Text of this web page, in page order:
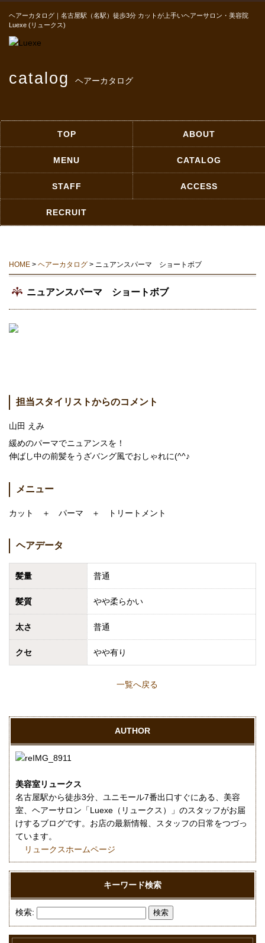
ヘアーカタログ｜名古屋駅（名駅）徒歩3分 カットが上手いヘアーサロン・美容院
Luexe (リュークス)
catalog ヘアーカタログ
TOP ABOUT
MENU CATALOG
STAFF ACCESS
RECRUIT
HOME > ヘアーカタログ > ニュアンスパーマ ショートボブ
ニュアンスパーマ ショートボブ
担当スタイリストからのコメント
山田 えみ
緩めのパーマでニュアンスを！
伸ばし中の前髪をうざバング風でおしゃれに(^^♪
メニュー
カット ＋ パーマ ＋ トリートメント
ヘアデータ
髪量 普通
髪質 やや柔らかい
太さ 普通
クセ やや有り
一覧へ戻る
AUTHOR
美容室リュークス
名古屋駅から徒歩3分、ユニモール7番出口すぐにある、美容
室、ヘアーサロン「Luexe（リュークス）」のスタッフがお届
けするブログです。お店の最新情報、スタッフの日常をつづっ
ています。
リュークスホームページ
キーワード検索
検索: